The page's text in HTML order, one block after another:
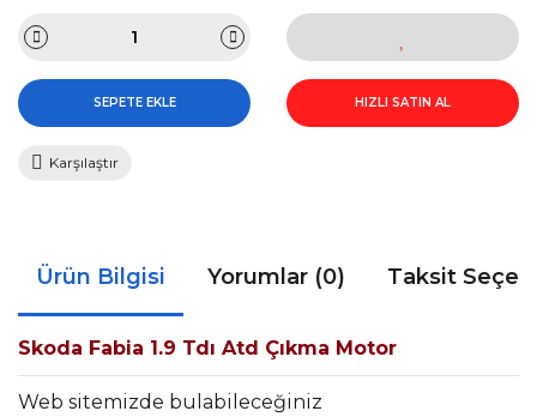
SEPETE EKLE HIZLI SATIN AL
Karşılaştır
Ürün Bilgisi Yorumlar (0) Taksit
Skoda Fabia 1.9 Tdı Atd Çıkma Motor
Web sitemizde bulabileceğiniz